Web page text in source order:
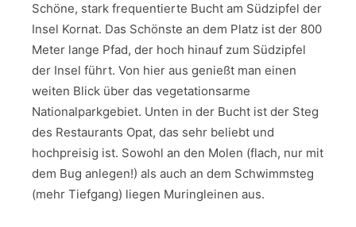
Schöne, stark frequentierte Bucht am Südzipfel der
Insel Kornat. Das Schönste an dem Platz ist der 800
Meter lange Pfad, der hoch hinauf zum Südzipfel
der Insel führt. Von hier aus genießt man einen
weiten Blick über das vegetationsarme
Nationalparkgebiet. Unten in der Bucht ist der Steg
des Restaurants Opat, das sehr beliebt und
hochpreisig ist. Sowohl an den Molen (flach, nur mit
dem Bug anlegen!) als auch an dem Schwimmsteg
(mehr Tiefgang) liegen Muringleinen aus.